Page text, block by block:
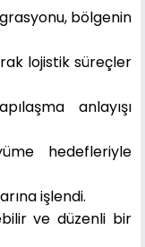
bölgenin
lojistik süreçler
anlayışı
hedefleriyle
işlendi.
ve düzenli bir